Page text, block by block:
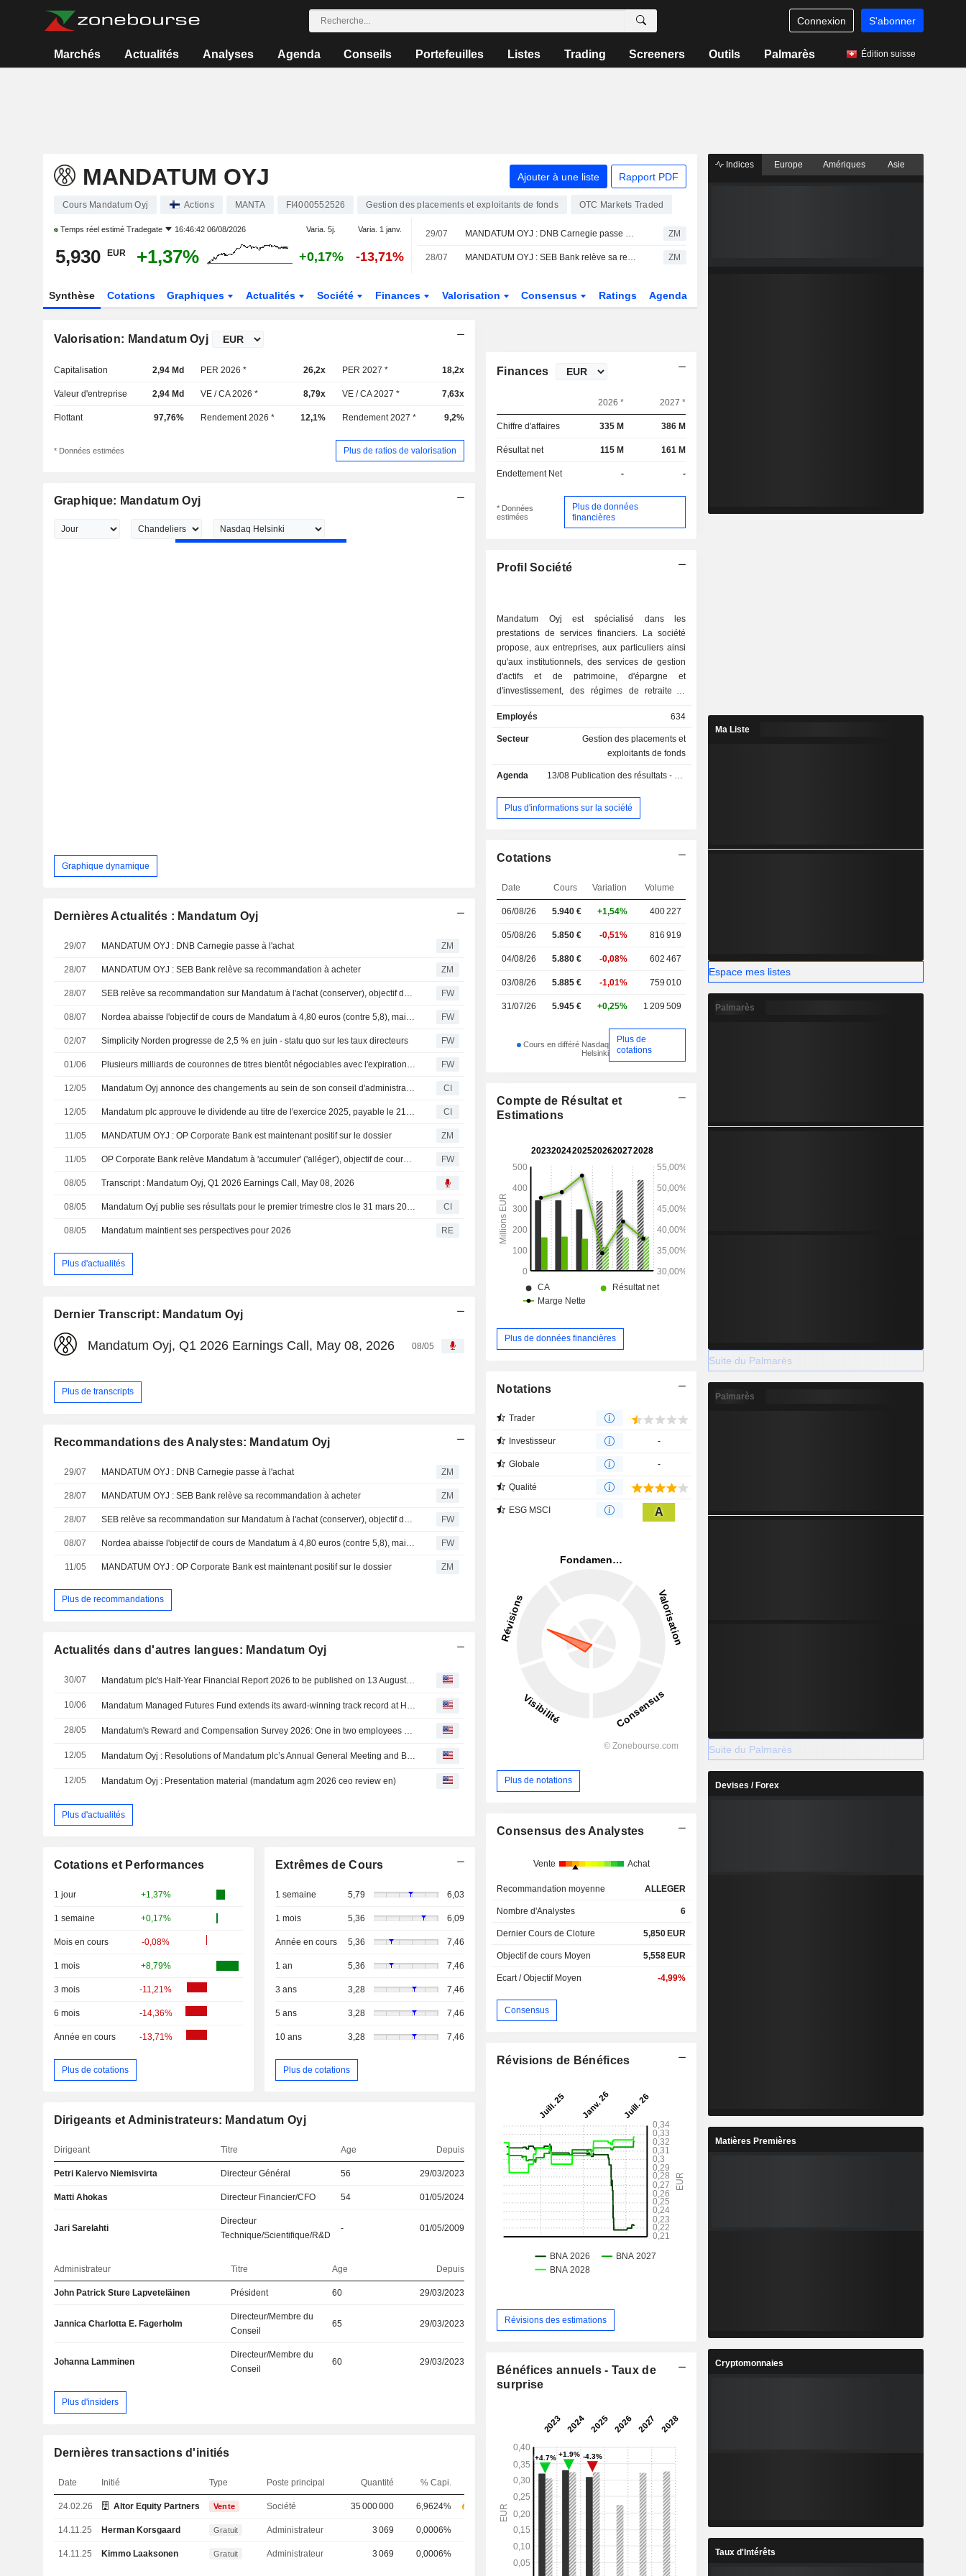
Connexion S'abonner
Marchés Actualités Analyses Agenda Conseils Portefeuilles Listes Trading Screeners Outils Palmarès Édition suisse
MANDATUM OYJ Ajouter à une liste Rapport PDF
Cours Mandatum Oyj Actions MANTA FI4000552526 Gestion des placements et exploitants de fonds OTC Markets Traded
Temps réel estimé Tradegate 16:46:42 06/08/2026 Varia. 5j. Varia. 1 janv.
5,930 EUR +1,37% +0,17% -13,71%
29/07 MANDATUM OYJ : DNB Carnegie passe à l'achat ZM
28/07 MANDATUM OYJ : SEB Bank relève sa recommandation à acheter ZM
Synthèse Cotations Graphiques Actualités Société Finances Valorisation Consensus Ratings Agenda
Valorisation: Mandatum Oyj
Capitalisation 2,94 Md PER 2026 * 26,2x PER 2027 * 18,2x
Valeur d'entreprise 2,94 Md VE / CA 2026 * 8,79x VE / CA 2027 * 7,63x
Flottant 97,76% Rendement 2026 * 12,1% Rendement 2027 * 9,2%
* Données estimées Plus de ratios de valorisation
Graphique: Mandatum Oyj
Graphique dynamique
Dernières Actualités : Mandatum Oyj
29/07 MANDATUM OYJ : DNB Carnegie passe à l'achat ZM
28/07 MANDATUM OYJ : SEB Bank relève sa recommandation à acheter ZM
28/07 SEB relève sa recommandation sur Mandatum à l'achat (conserver), objectif de cours à 6,20 euros FW
08/07 Nordea abaisse l'objectif de cours de Mandatum à 4,80 euros (contre 5,8), maintient sa recommandation à la vente FW
02/07 Simplicity Norden progresse de 2,5 % en juin - statu quo sur les taux directeurs FW
01/06 Plusieurs milliards de couronnes de titres bientôt négociables avec l'expiration de périodes de lock-up - EFN FW
12/05 Mandatum Oyj annonce des changements au sein de son conseil d'administration et de ses comités CI
12/05 Mandatum plc approuve le dividende au titre de l'exercice 2025, payable le 21 mai 2026 CI
11/05 MANDATUM OYJ : OP Corporate Bank est maintenant positif sur le dossier ZM
11/05 OP Corporate Bank relève Mandatum à 'accumuler' ('alléger'), objectif de cours 7,10 euros - BN FW
08/05 Transcript : Mandatum Oyj, Q1 2026 Earnings Call, May 08, 2026
08/05 Mandatum Oyj publie ses résultats pour le premier trimestre clos le 31 mars 2026 CI
08/05 Mandatum maintient ses perspectives pour 2026 RE
Plus d'actualités
Dernier Transcript: Mandatum Oyj
Mandatum Oyj, Q1 2026 Earnings Call, May 08, 2026 08/05
Plus de transcripts
Recommandations des Analystes: Mandatum Oyj
29/07 MANDATUM OYJ : DNB Carnegie passe à l'achat ZM
28/07 MANDATUM OYJ : SEB Bank relève sa recommandation à acheter ZM
28/07 FW
08/07 FW
11/05 MANDATUM OYJ : OP Corporate Bank est maintenant positif sur le dossier ZM
Plus de recommandations
Actualités dans d'autres langues: Mandatum Oyj
30/07 Mandatum plc's Half-Year Financial Report 2026 to be published on 13 August 2026
10/06 Mandatum Managed Futures Fund extends its award-winning track record at Hedgeweek European Awards
28/05 Mandatum's Reward and Compensation Survey 2026: One in two employees willing to accept a lower base salary in exchange for performance-based bonuses
12/05 Mandatum Oyj : Resolutions of Mandatum plc’s Annual General Meeting and Board of Directors’ organisational meeting
12/05 Mandatum Oyj : Presentation material (mandatum agm 2026 ceo review en)
Plus d'actualités
Cotations et Performances
1 jour +1,37%
1 semaine +0,17%
Mois en cours -0,08%
1 mois +8,79%
3 mois -11,21%
6 mois -14,36%
Année en cours -13,71%
Plus de cotations
Extrêmes de Cours
1 semaine 5,79 6,03
1 mois 5,36 6,09
Année en cours 5,36 7,46
1 an 5,36 7,46
3 ans 3,28 7,46
5 ans 3,28 7,46
10 ans 3,28 7,46
Plus de cotations
Dirigeants et Administrateurs: Mandatum Oyj
Dirigeant Titre Age Depuis
Petri Kalervo Niemisvirta Directeur Général 56 29/03/2023
Matti Ahokas Directeur Financier/CFO 54 01/05/2024
Jari Sarelahti
Directeur
Technique/Scientifique/R&D
- 01/05/2009
Administrateur Titre Age Depuis
John Patrick Sture Lapveteläinen Président 60 29/03/2023
Jannica Charlotta E. Fagerholm
Directeur/Membre du
Conseil
65 29/03/2023
Johanna Lamminen
Directeur/Membre du
Conseil
60 29/03/2023
Plus d'insiders
Dernières transactions d'initiés
Date Initié Type Poste principal Quantité % Capi.
24.02.26 Altor Equity Partners ABVente Société 35 000 000 6,9624%
14.11.25 Herman Korsgaard Gratuit Administrateur 3 069 0,0006%
14.11.25 Kimmo Laaksonen Gratuit Administrateur 3 069 0,0006%
Finances
2026 * 2027 *
Chiffre d'affaires 335 M 386 M
Résultat net 115 M 161 M
Endettement Net - -
* Données
estimées
Plus de données
financières
Profil Société
Mandatum Oyj est spécialisé dans les
prestations de services financiers. La société
propose, aux entreprises, aux particuliers ainsi
qu'aux institutionnels, des services de gestion
d'actifs et de patrimoine, d'épargne et
d'investissement, des régimes de retraite et
Employés
634
Secteur
Gestion des placements et
exploitants de fonds
Agenda 13/08 Publication des résultats - Q2 2026
Plus d'informations sur la société
Cotations
Date Cours Variation Volume
06/08/26 5.940€ +1,54% 400 227
05/08/26 5.850 € -0,51% 816 919
04/08/26 5.880 € -0,08% 602 467
03/08/26 5.885 € -1,01% 759 010
31/07/26 5.945 € +0,25% 1 209 509
Cours en différé Nasdaq
Helsinki
Plus de
cotations
Compte de Résultat et
Estimations
Plus de données financières
Notations
Trader
Investisseur -
Globale -
Qualité
ESG MSCI A
Plus de notations
Consensus des Analystes
Vente Achat
Recommandation moyenne ALLEGER
Nombre d'Analystes 6
Dernier Cours de Cloture 5,850 EUR
Objectif de cours Moyen 5,558 EUR
Ecart / Objectif Moyen -4,99%
Consensus
Révisions de Bénéfices
Révisions des estimations
Bénéfices annuels - Taux de
surprise
Indices Europe Amériques Asie
Ma Liste
Espace mes listes
Palmarès
Suite du Palmarès
Palmarès
Suite du Palmarès
Devises / Forex
Matières Premières
Cryptomonnaies
Taux d'Intérêts